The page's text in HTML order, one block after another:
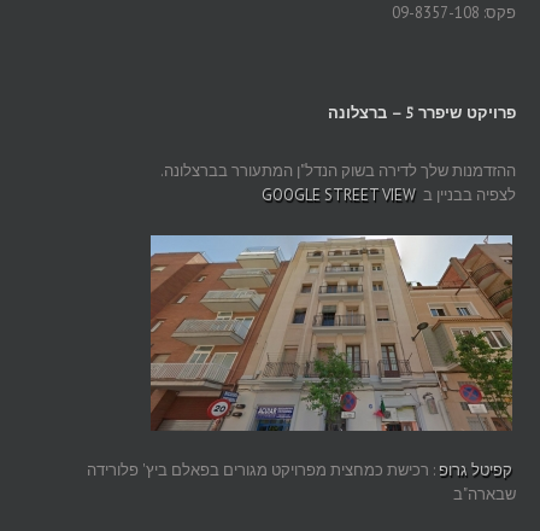
פקס: 09-8357-108
פרויקט שיפרר 5 – ברצלונה
ההזדמנות שלך לדירה בשוק הנדל"ן המתעורר בברצלונה.
לצפיה בבניין ב GOOGLE STREET VIEW
קפיטל גרופ : רכישת כמחצית מפרויקט מגורים בפאלם ביץ' פלורידה
שבארה"ב